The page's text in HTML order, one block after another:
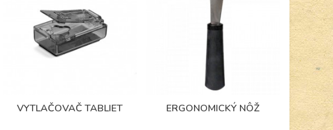
Obľúbené
VYTLAČOVAČ TABLIET Obľúbené
ERGONOMICKÝ NÔŽ